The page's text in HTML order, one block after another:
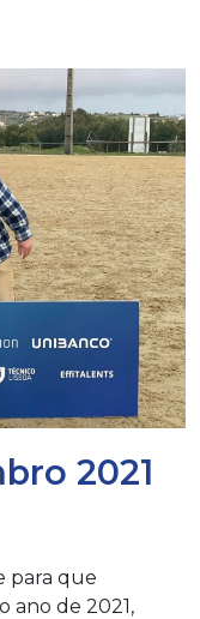
2021
para que
ano de 2021,